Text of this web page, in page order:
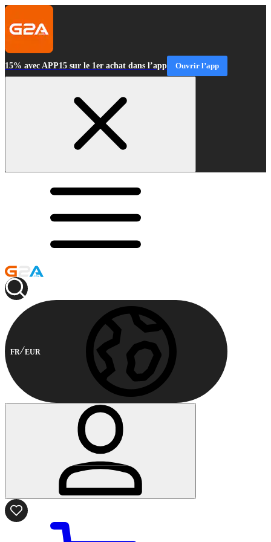
15% avec APP15 sur le 1er achat dans l’app Ouvrir l’app
FR EUR